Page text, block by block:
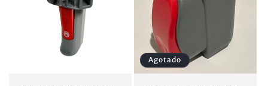
Agotado